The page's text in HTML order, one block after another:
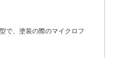
で、塗装の際のマイクロフ